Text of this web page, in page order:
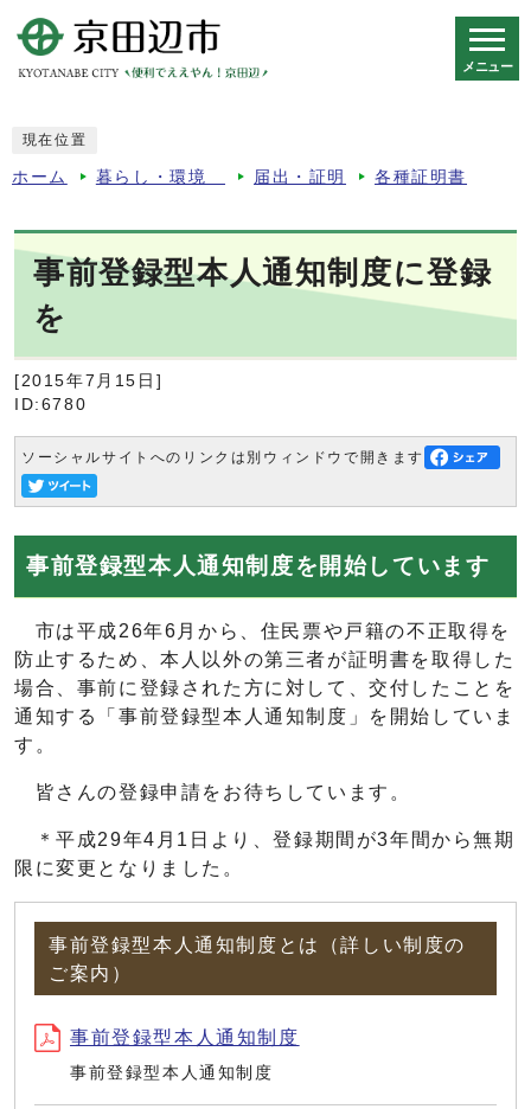
メニュー
現在位置
ホーム 暮らし・環境 届出・証明 各種証明書
事前登録型本人通知制度に登録
を
[2015年7月15日]
ID:6780
ソーシャルサイトへのリンクは別ウィンドウで開きます
事前登録型本人通知制度を開始しています
市は平成26年6月から、住民票や戸籍の不正取得を
防止するため、本人以外の第三者が証明書を取得した
場合、事前に登録された方に対して、交付したことを
通知する「事前登録型本人通知制度」を開始していま
す。
皆さんの登録申請をお待ちしています。
＊平成29年4月1日より、登録期間が3年間から無期
限に変更となりました。
事前登録型本人通知制度とは（詳しい制度の
ご案内）
事前登録型本人通知制度
事前登録型本人通知制度